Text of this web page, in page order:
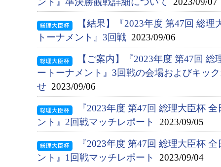
【結果】『2023年度 第47回 総
トーナメント』3回戦 2023/09/06
【ご案内】『2023年度 第47回
ートーナメント』3回戦の会場およびキッ
せ 2023/09/06
『2023年度 第47回 総理大臣杯
ント』2回戦マッチレポート
2023/09/05
『2023年度 第47回 総理大臣杯
ント』1回戦マッチレポート
2023/09/04